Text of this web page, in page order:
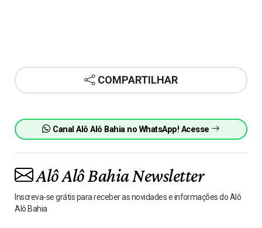
COMPARTILHAR
Canal Alô Alô Bahia no WhatsApp! Acesse
Alô Alô Bahia Newsletter
Inscreva-se grátis para receber as novidades e informações do Alô
Alô Bahia